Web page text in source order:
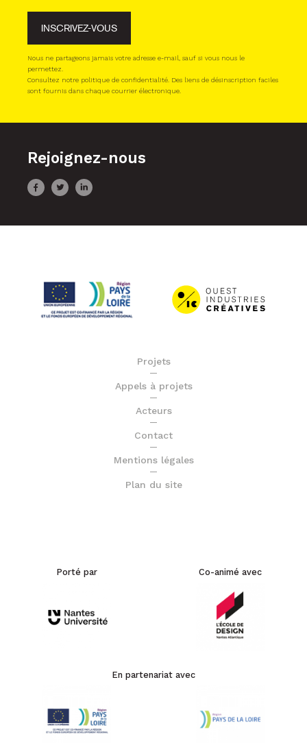
INSCRIVEZ-VOUS
Nous ne partageons jamais votre adresse e-mail, sauf si vous nous le
permettez.
Consultez notre politique de confidentialité. Des liens de désinscription faciles
sont fournis dans chaque courrier électronique.
Rejoignez-nous
Projets
Appels à projets
Acteurs
Contact
Mentions légales
Plan du site
Porté par Co-animé avec
En partenariat avec